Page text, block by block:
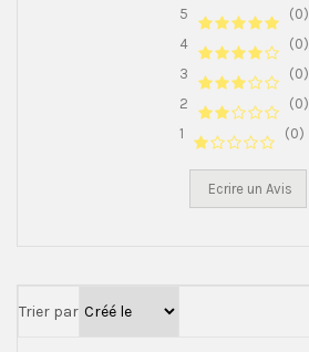
5
(0)
4
(0)
3
(0)
2
(0)
1
(0)
Ecrire un Avis
Trier par